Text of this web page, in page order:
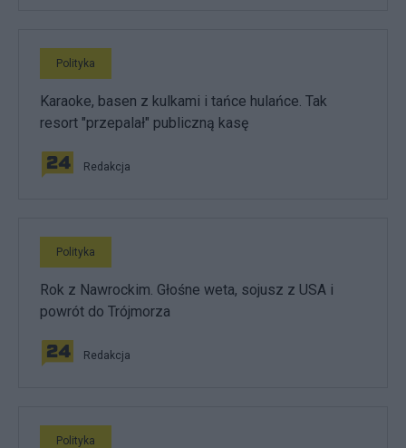
Polityka
Karaoke, basen z kulkami i tańce hulańce. Tak
resort "przepalał" publiczną kasę
Redakcja
Polityka
Rok z Nawrockim. Głośne weta, sojusz z USA i
powrót do Trójmorza
Redakcja
Polityka